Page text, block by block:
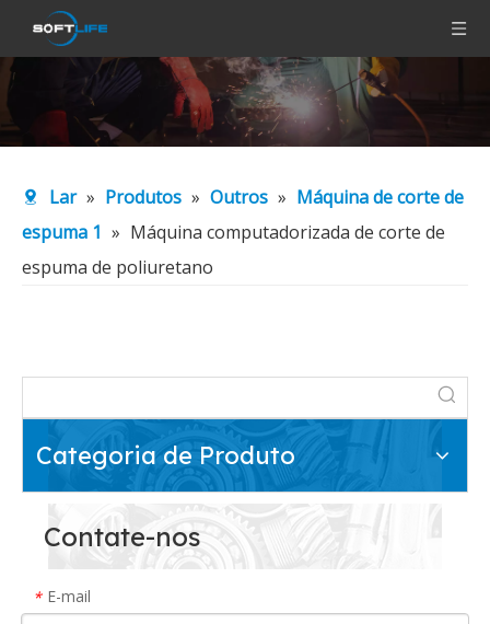
Lar » Produtos » Outros » Máquina de corte de
espuma 1 » Máquina computadorizada de corte de
espuma de poliuretano
Categoria de Produto
Contate-nos
* E-mail